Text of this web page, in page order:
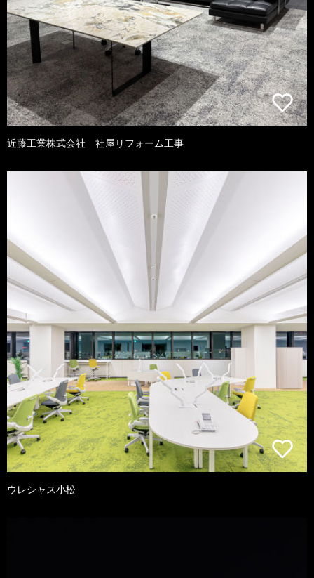
近藤工業株式会社 社屋リフォーム工事
ウレシャス小松